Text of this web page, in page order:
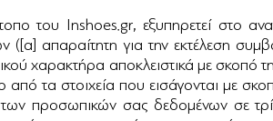
του Inshoes.gr, εξυπηρετεί στο
([α] απαραίτητη για την εκτέλεση
χαρακτήρα αποκλειστικά με σκοπό
από τα στοιχεία που εισάγονται με
προσωπικών σας δεδομένων σε